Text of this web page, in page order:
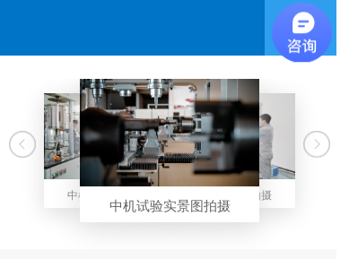
+
中机试验实景图拍摄
中机试验实景图拍摄
中机试验实景图拍摄